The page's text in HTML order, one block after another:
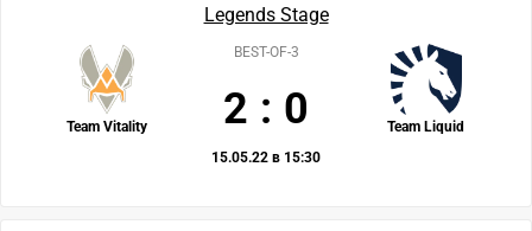
Legends Stage
Team Vitality Team Liquid
BEST-OF-3
2 : 0
15.05.22 в 15:30